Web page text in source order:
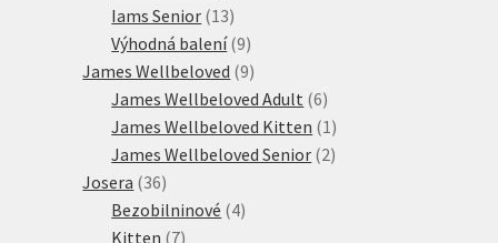
Iams Senior 1313
produktů
Výhodná balení 99
produktů
James Wellbeloved 99
produktů
James Wellbeloved Adult 66
produktů
James Wellbeloved Kitten 1 1
produkt
James Wellbeloved Senior 22
Josera 3636
produktů
Bezobilninové 44
Kitten 77